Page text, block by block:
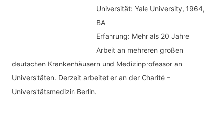
Universität: Yale University, 1964,
BA
Erfahrung: Mehr als 20 Jahre
Arbeit an mehreren großen
deutschen Krankenhäusern und Medizinprofessor an
Universitäten. Derzeit arbeitet er an der Charité –
Universitätsmedizin Berlin.